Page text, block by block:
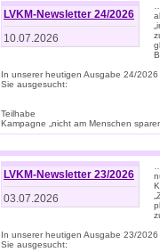
LVKM-Newsletter 24/2026
10.07.2026
In unserer heutigen Ausgabe 24/
Sie ausgesucht:
Teilhabe
Kampagne „nicht am Menschen
LVKM-Newsletter 23/2026
03.07.2026
In unserer heutigen Ausgabe 23/
Sie ausgesucht: